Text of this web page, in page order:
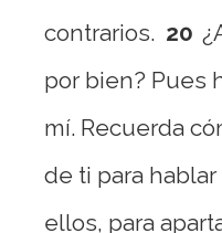
contrarios. 20
por bien? Pues
mí. Recuerda
de ti para
ellos, para